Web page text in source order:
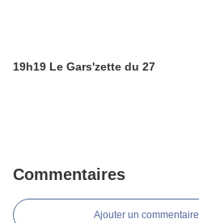
19h19 Le Gars'zette du 27
Commentaires
Ajouter un commentaire